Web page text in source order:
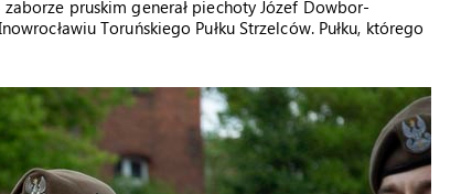
pruskim generał piechoty Józef Dowbor-
Toruńskiego Pułku Strzelców. Pułku, którego